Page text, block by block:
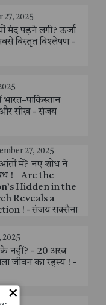
27, 2025
मंद पड़ने लगी? ऊर्जा
विस्तृत विश्लेषण -
और सीख - संजय
27, 2025
आंतों में? नए शोध ने
! | Are the
Hidden in the
Reveals a
! - संजय सक्सैना
2025
नहीं? - 20 अरब
जीवन का रहस्य ! -
×